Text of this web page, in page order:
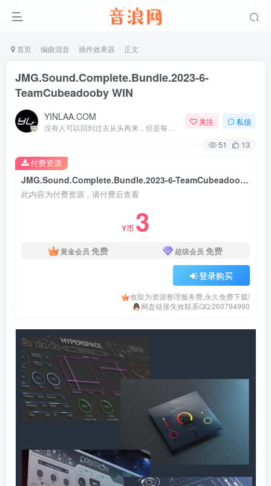
首页 编曲混音 插件效果器 正文
JMG.Sound.Complete.Bundle.2023-6-
TeamCubeadooby WIN
YINLAA.COM 关注 私信
51 13
JMG.Sound.Complete.Bundle.2023-6-TeamCubeadooby WIN
此内容为付费资源，请付费后查看
Y币 3
黄金会员 免费 超级会员 免费
登录购买
收取为资源整理服务费,永久免费下载!
网盘链接失效联系QQ:260794990
付费资源